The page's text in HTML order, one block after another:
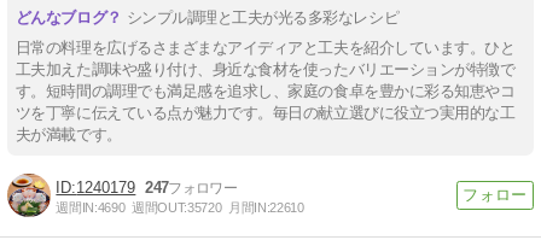
シンプル調理と工夫が光る多彩なレシピ
日常の料理を広げるさまざまなアイディアと工夫を紹介しています。ひと
工夫加えた調味や盛り付け、身近な食材を使ったバリエーションが特徴で
す。短時間の調理でも満足感を追求し、家庭の食卓を豊かに彩る知恵やコ
ツを丁寧に伝えている点が魅力です。毎日の献立選びに役立つ実用的な工
夫が満載です。
1240179 247
週間IN:4690 週間OUT:35720 月間IN:22610